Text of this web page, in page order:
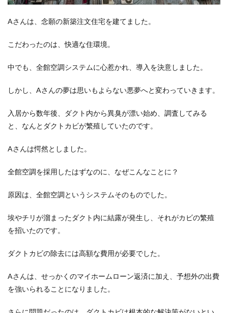
カビ
生条
2.2
空調
ビの
3
カビ
の発
未然
ぐ！
カビ
生場
カビ
を取
くた
めに
Aさんは、念願の新築注文住宅を建てました。
こだわったのは、快適な住環境。
中でも、全館空調システムに心惹かれ、導入を決意しました。
しかし、Aさんの夢は思いもよらない悪夢へと変わっていきます。
入居から数年後、ダクト内から異臭が漂い始め、調査してみる
と、なんとダクトカビが繁殖していたのです。
Aさんは愕然としました。
全館空調を採用したはずなのに、なぜこんなことに？
原因は、全館空調というシステムそのものでした。
埃やチリが溜まったダクト内に結露が発生し、それがカビの繁殖
を招いたのです。
ダクトカビの除去には高額な費用が必要でした。
Aさんは、せっかくのマイホームローン返済に加え、予想外の出費
を強いられることになりました。